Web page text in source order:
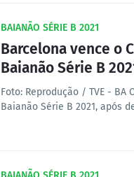
BAIANÃO SÉRIE B 2021
Barcelona vence o
Baianão Série B
Foto: Reprodução / TVE -
Baianão Série B 2021, após